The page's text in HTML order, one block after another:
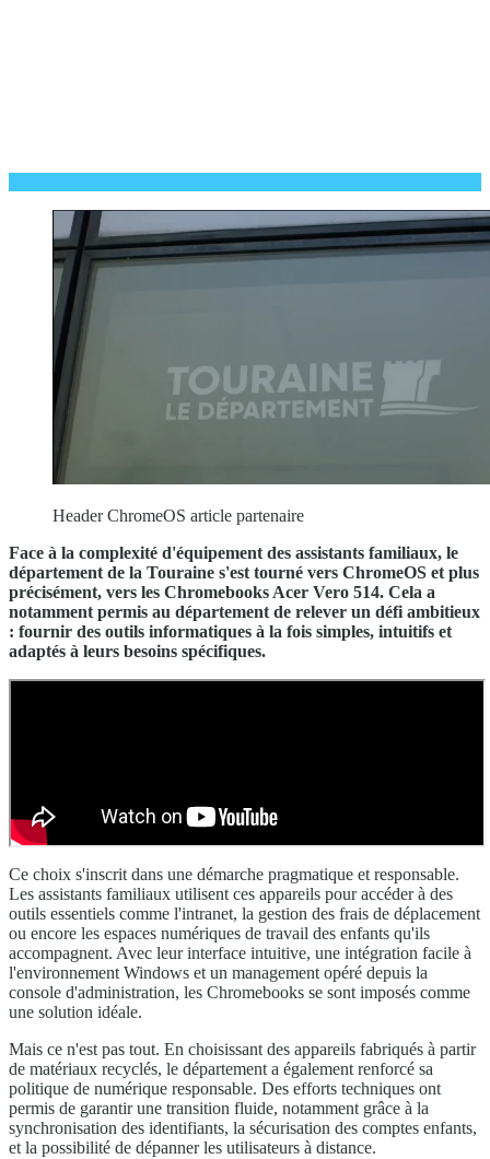
Header ChromeOS article partenaire
Face à la complexité d'équipement des assistants familiaux, le
département de la Touraine s'est tourné vers ChromeOS et plus
précisément, vers les Chromebooks Acer Vero 514. Cela a
notamment permis au département de relever un défi ambitieux
: fournir des outils informatiques à la fois simples, intuitifs et
adaptés à leurs besoins spécifiques.
Ce choix s'inscrit dans une démarche pragmatique et responsable.
Les assistants familiaux utilisent ces appareils pour accéder à des
outils essentiels comme l'intranet, la gestion des frais de déplacement
ou encore les espaces numériques de travail des enfants qu'ils
accompagnent. Avec leur interface intuitive, une intégration facile à
l'environnement Windows et un management opéré depuis la
console d'administration, les Chromebooks se sont imposés comme
une solution idéale.
Mais ce n'est pas tout. En choisissant des appareils fabriqués à partir
de matériaux recyclés, le département a également renforcé sa
politique de numérique responsable. Des efforts techniques ont
permis de garantir une transition fluide, notamment grâce à la
synchronisation des identifiants, la sécurisation des comptes enfants,
et la possibilité de dépanner les utilisateurs à distance.